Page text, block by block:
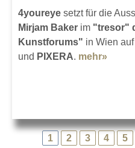
4youreye setzt für die
Mirjam Baker im "tresor"
Kunstforums" in Wien
und PIXERA. mehr»
1 2 3 4 5